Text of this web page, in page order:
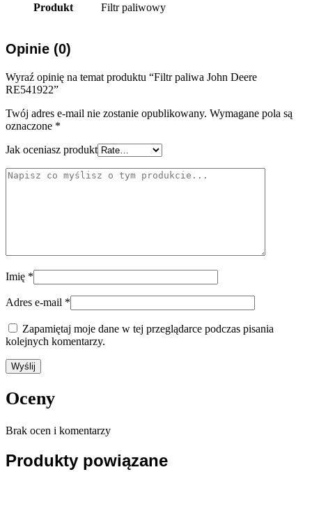
Produkt Filtr paliwowy
Opinie (0)
Wyraź opinię na temat produktu “Filtr paliwa John Deere
RE541922”
Twój adres e-mail nie zostanie opublikowany. Wymagane pola są
oznaczone *
Jak oceniasz produkt
Imię *
Adres e-mail *
Zapamiętaj moje dane w tej przeglądarce podczas pisania
kolejnych komentarzy.
Oceny
Brak ocen i komentarzy
Produkty powiązane